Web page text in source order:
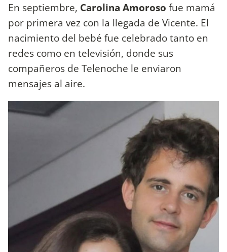
En septiembre, Carolina Amoroso fue mamá
por primera vez con la llegada de Vicente. El
nacimiento del bebé fue celebrado tanto en
redes como en televisión, donde sus
compañeros de Telenoche le enviaron
mensajes al aire.